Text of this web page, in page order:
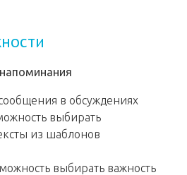
в обсуждениях
выбирать
из шаблонов
выбирать важность